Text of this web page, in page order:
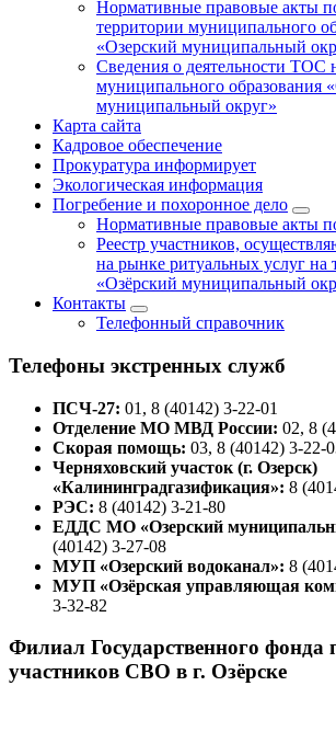
Нормативные правовые акты
территории муниципального
«Озерский муниципальный
Сведения о деятельности ТОС
муниципального образования
муниципальный округ»
Карта сайта
Кадровое обеспечение
Прокуратура информирует
Экологическая информация
Погребение и похоронное дело
Нормативные правовые акты
Реестр участников,
на рынке ритуальных услуг
«Озёрский муниципальный
Контакты
Телефонный справочник
Телефоны экстренных служб
ПСЧ-27: 01, 8 (40142) 3-22-01
Отделение МО МВД России: 02, 8
Скорая помощь: 03, 8 (40142) 3-22-
Черняховский участок (г. Озерск)
«Калининградгазификация»: 8
РЭС: 8 (40142) 3-21-80
ЕДДС МО «Озерский
(40142) 3-27-08
МУП «Озерский водоканал»: 8
МУП «Озёрская управляющая
3-32-82
Филиал Государственного фонда
участников СВО в г. Озёрске